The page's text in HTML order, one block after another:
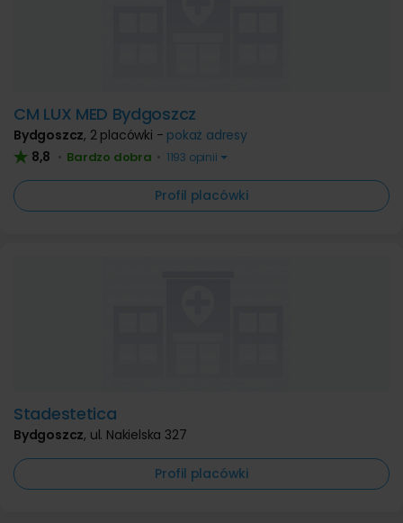
CM LUX MED Bydgoszcz
Bydgoszcz, 2 placówki - pokaż adresy
8,8 • Bardzo dobra • 1193 opinii
Profil placówki
Stadestetica
Bydgoszcz, ul. Nakielska 327
Profil placówki